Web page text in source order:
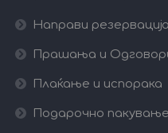
Направи резервација
Прашања и
Плаќање и испорака
Подарочно пакување